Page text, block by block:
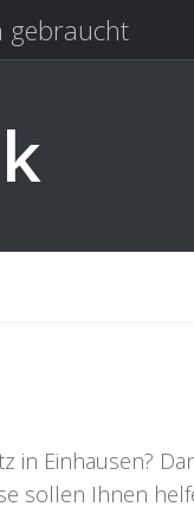
gebraucht
Einhausen?
sollen Ihnen